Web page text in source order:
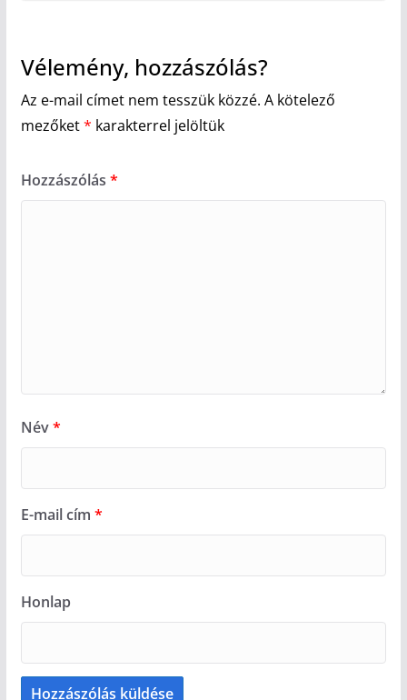
Vélemény, hozzászólás?
Az e-mail címet nem tesszük közzé. A kötelező
mezőket* karakterrel jelöltük
Hozzászólás *
Név*
E-mail cím *
Honlap